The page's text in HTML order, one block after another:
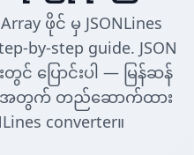
ဖိုင် မှ JSONLines
by-step guide. JSON
ပြောင်းပါ — မြန်ဆန်
င်းအတွက် တည်ဆောက်ထား
converter။